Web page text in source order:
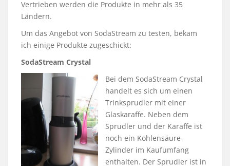
Vertrieben werden die Produkte in mehr als 35
Ländern.
Um das Angebot von SodaStream zu testen, bekam
ich einige Produkte zugeschickt:
SodaStream Crystal
Bei dem SodaStream Crystal
handelt es sich um einen
Trinksprudler mit einer
Glaskaraffe. Neben dem
Sprudler und der Karaffe ist
noch ein Kohlensäure-
Zylinder im Kaufumfang
enthalten. Der Sprudler ist in